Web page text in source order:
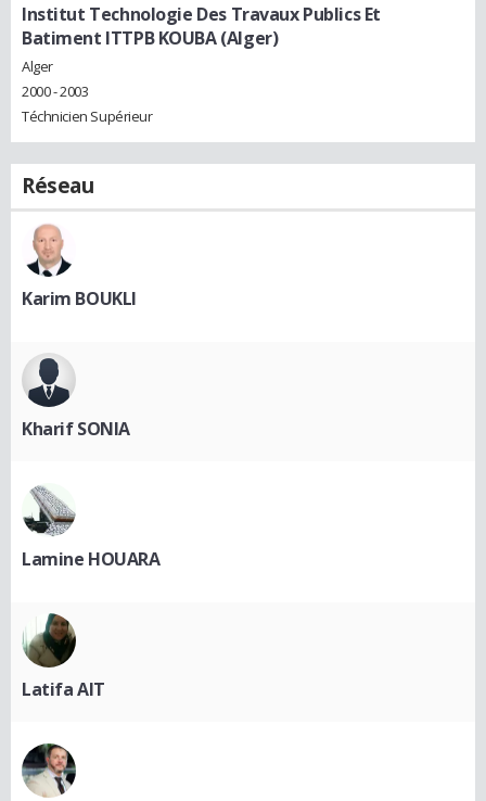
Institut Technologie Des Travaux Publics Et
Batiment ITTPB KOUBA (Alger)
Alger
2000 - 2003
Téchnicien Supérieur
Réseau
Karim BOUKLI
Kharif SONIA
Lamine HOUARA
Latifa AIT